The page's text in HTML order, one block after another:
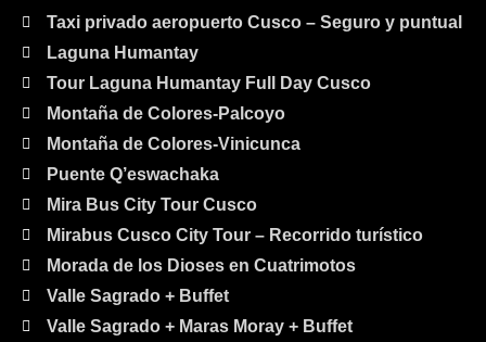
Taxi privado aeropuerto Cusco – Seguro y puntual
Laguna Humantay
Tour Laguna Humantay Full Day Cusco
Montaña de Colores-Palcoyo
Montaña de Colores-Vinicunca
Puente Q’eswachaka
Mira Bus City Tour Cusco
Mirabus Cusco City Tour – Recorrido turístico
Morada de los Dioses en Cuatrimotos
Valle Sagrado + Buffet
Valle Sagrado + Maras Moray + Buffet